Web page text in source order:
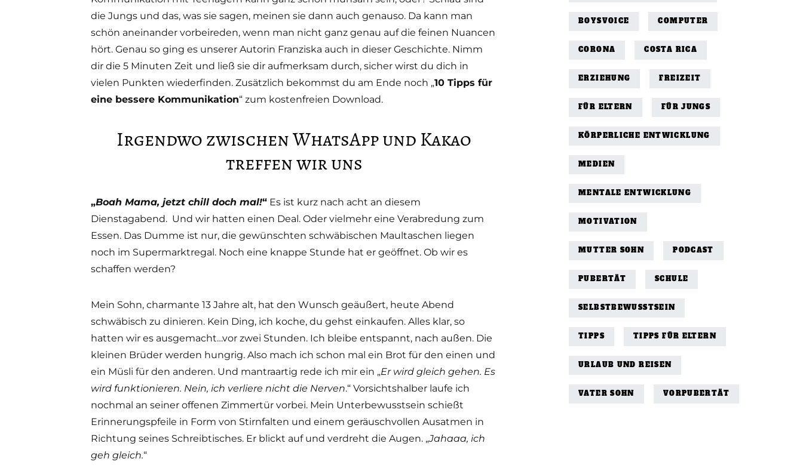
die Jungs und das, was sie sagen, meinen sie dann auch genauso. Da kann man
schön aneinander vorbeireden, wenn man nicht ganz genau auf die feinen Nuancen
hört. Genau so ging es unserer Autorin Franziska auch in dieser Geschichte. Nimm
dir die 5 Minuten Zeit und ließ sie dir aufmerksam durch, sicher wirst du dich in
vielen Punkten wiederfinden. Zusätzlich bekommst du am Ende noch „10 Tipps für
eine bessere Kommunikation“ zum kostenfreien Download.
Irgendwo zwischen WhatsApp und Kakao
treffen wir uns
„Boah Mama, jetzt chill doch mal!“ Es ist kurz nach acht an diesem
Dienstagabend. Und wir hatten einen Deal. Oder vielmehr eine Verabredung zum
Essen. Das Dumme ist nur, die gewünschten schwäbischen Maultaschen liegen
noch im Supermarktregal. Noch eine knappe Stunde hat er geöffnet. Ob wir es
schaffen werden?
Mein Sohn, charmante 13 Jahre alt, hat den Wunsch geäußert, heute Abend
schwäbisch zu dinieren. Kein Ding, ich koche, du gehst einkaufen. Alles klar, so
hatten wir es ausgemacht…vor zwei Stunden. Ich bleibe entspannt, nach außen. Die
kleinen Brüder werden hungrig. Also mach ich schon mal ein Brot für den einen und
ein Müsli für den anderen. Und mantraartig rede ich mir ein „Er wird gleich gehen. Es
wird funktionieren. Nein, ich verliere nicht die Nerven.“ Vorsichtshalber laufe ich
nochmal an seiner offenen Zimmertür vorbei. Mein Unterbewusstsein schießt
Erinnerungspfeile in Form von Stirnfalten und einem geräuschvollen Ausatmen in
Richtung seines Schreibtisches. Er blickt auf und verdreht die Augen. „Jahaaa, ich
geh gleich.“
BOYSVOICE COMPUTER
CORONA COSTA RICA
ERZIEHUNG FREIZEIT
FÜR ELTERN FÜR JUNGS
KÖRPERLICHE ENTWICKLUNG
MEDIEN
MENTALE ENTWICKLUNG
MOTIVATION
MUTTER SOHN PODCAST
PUBERTÄT SCHULE
SELBSTBEWUSSTSEIN
TIPPS TIPPS FÜR ELTERN
URLAUB UND REISEN
VATER SOHN VORPUBERTÄT